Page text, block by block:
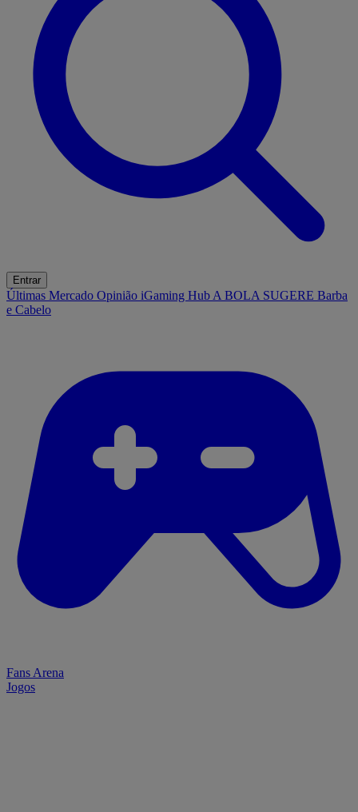
Entrar
Últimas Mercado Opinião iGaming Hub A BOLA SUGERE Barba
e Cabelo
Fans Arena
Jogos